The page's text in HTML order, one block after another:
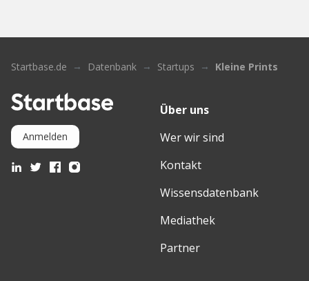
Startbase.de Datenbank Startups Kleine Prints
Anmelden
Über uns
Wer wir sind
Kontakt
Wissensdatenbank
Mediathek
Partner